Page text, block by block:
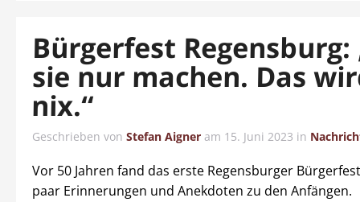
Bürgerfest Regensburg:
sie nur machen. Das
nix.“
Geschrieben von Stefan Aigner am 15. Juni 2023 in
Vor 50 Jahren fand das erste Regensburger
paar Erinnerungen und Anekdoten zu den Anfängen.